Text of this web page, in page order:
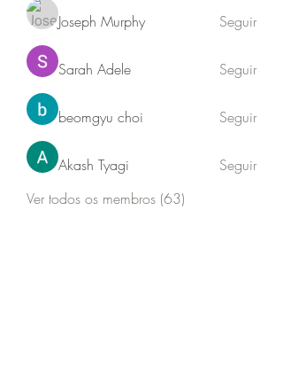
Joseph Murphy Seguir
Sarah Adele Seguir
beomgyu choi Seguir
Akash Tyagi
Seguir
Ver todos os membros (63)